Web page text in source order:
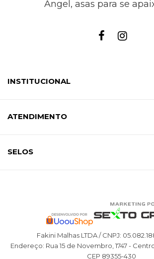
Angel, asas para se
INSTITUCIONAL
ATENDIMENTO
SELOS
Fakini Malhas LTDA / CNPJ:
Endereço: Rua 15 de Novembro, 1747 -
CEP 89355-430